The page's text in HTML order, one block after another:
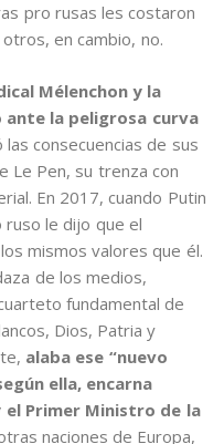
pro rusas les costaron
en cambio, no.
Mélenchon y la
ante la peligrosa curva
consecuencias de sus
Le Pen, su trenza con
En 2017, cuando Putin
ruso le dijo que el
mismos valores que él.
de los medios,
fundamental de
Dios, Patria y
alaba ese “nuevo
ella, encarna
el Primer Ministro de la
naciones de Europa,